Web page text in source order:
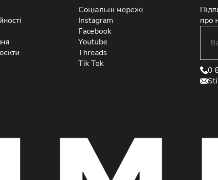
Соціальні мережі
Instagram
Facebook
Youtube
Threads
Tik Tok
про
0